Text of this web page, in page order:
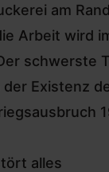
am
Arbeit wird
schwerste
Existenz
alles